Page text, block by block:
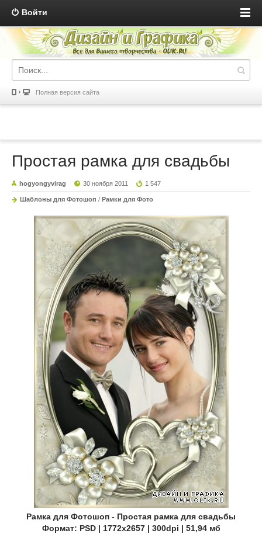
Войти
Полная версия сайта
Простая рамка для свадьбы
hogyongyvirag 30 ноября 2011 1 547
Шаблоны для Фотошоп / Рамки для Фото
Рамка для Фотошоп - Простая рамка для свадьбы
Формат: PSD | 1772x2657 | 300dpi | 51,94 мб